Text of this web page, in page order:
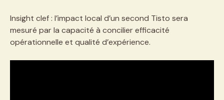
Insight clef : l’impact local d’un second Tisto sera
mesuré par la capacité à concilier efficacité
opérationnelle et qualité d’expérience.